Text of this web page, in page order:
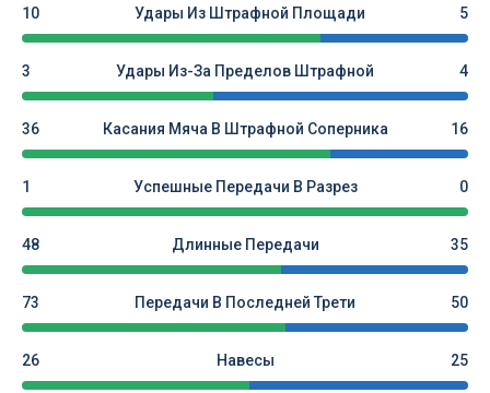
10 Удары Из Штрафной Площади 5
3 Удары Из-За Пределов Штрафной 4
36 Касания Мяча В Штрафной Соперника 16
1 Успешные Передачи В Разрез 0
48 Длинные Передачи 35
73 Передачи В Последней Трети 50
26 Навесы 25